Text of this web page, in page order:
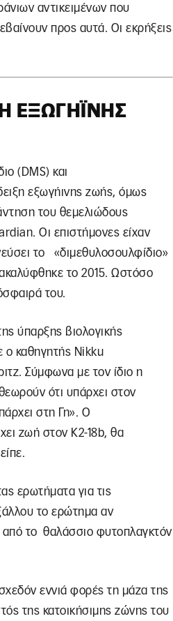
αντικειμένων που
προς αυτά. Οι εκρήξεις
ΕΞΩΓΉΙΝΗΣ
(DMS) και
εξωγήινης ζωής, όμως
του θεμελιώδους
Οι επιστήμονες είχαν
το «διμεθυλοσουλφίδιο»
το 2015. Ωστόσο
του.
ύπαρξης βιολογικής
ο καθηγητής Nikku
Σύμφωνα με τον ίδιο η
ότι υπάρχει στον
στη Γη». Ο
ζωή στον Κ2-18b, θα
ερωτήματα για τις
το ερώτημα αν
το θαλάσσιο φυτοπλαγκτόν
εννιά φορές τη μάζα της
της κατοικήσιμης ζώνης του